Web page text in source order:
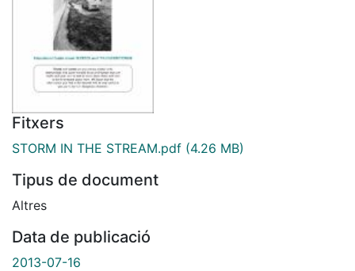
Fitxers
STORM IN THE STREAM.pdf (4.26 MB)
Tipus de document
Altres
Data de publicació
2013-07-16